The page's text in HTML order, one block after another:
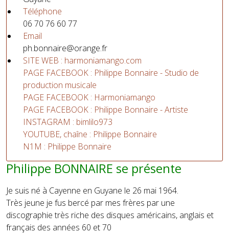
Téléphone
06 70 76 60 77
Email
ph.bonnaire@orange.fr
SITE WEB : harmoniamango.com
PAGE FACEBOOK : Philippe Bonnaire - Studio de
production musicale
PAGE FACEBOOK : Harmoniamango
PAGE FACEBOOK : Philippe Bonnaire - Artiste
INSTAGRAM : bimlilo973
YOUTUBE, chaîne : Philippe Bonnaire
N1M : Philippe Bonnaire
Philippe BONNAIRE se présente
Je suis né à Cayenne en Guyane le 26 mai 1964.
Très jeune je fus bercé par mes frères par une
discographie très riche des disques américains, anglais et
français des années 60 et 70